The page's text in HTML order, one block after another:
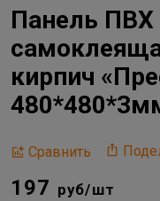
Панель ПВХ
кирпич
Сравнить
197 руб/шт